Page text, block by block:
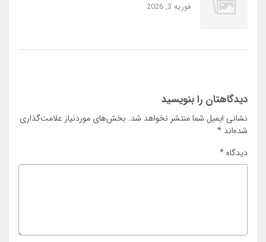
فوریه 3, 2026
دیدگاهتان را بنویسید
نشانی ایمیل شما منتشر نخواهد شد. بخش‌های موردنیاز علامت‌گذاری
شده‌اند *
دیدگاه*